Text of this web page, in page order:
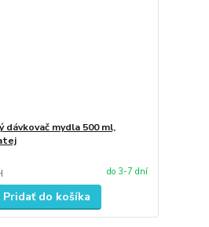
dávkovač mydla 500 ml,
do 3-7 dní
Pridať do košíka